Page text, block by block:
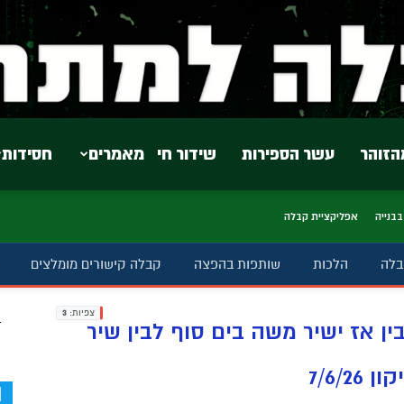
חסידות מאמרים שידור חי עשר הספירות
בבנייה אפליקציית קבלה
הלכות שותפות בהפצה קבלה קישורים מומלצים
אז ישיר משה בים סוף לבין שיר
26
צפיות: 3